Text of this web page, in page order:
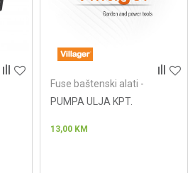
Fuse baštenski alati -
PUMPA ULJA KPT.
13,00 KM